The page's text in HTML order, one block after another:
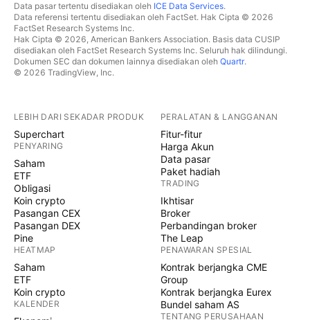
Data pasar tertentu disediakan oleh ICE Data Services.
Data referensi tertentu disediakan oleh FactSet. Hak Cipta © 2026
FactSet Research Systems Inc.
Hak Cipta © 2026, American Bankers Association. Basis data CUSIP
disediakan oleh FactSet Research Systems Inc. Seluruh hak dilindungi.
Dokumen SEC dan dokumen lainnya disediakan oleh Quartr.
© 2026 TradingView, Inc.
LEBIH DARI SEKADAR PRODUK
Superchart
PENYARING
Saham
ETF
Obligasi
Koin crypto
Pasangan CEX
Pasangan DEX
Pine
HEATMAP
Saham
ETF
Koin crypto
KALENDER
PERALATAN & LANGGANAN
Fitur-fitur
Harga Akun
Data pasar
Paket hadiah
TRADING
Ikhtisar
Broker
Perbandingan broker
The Leap
PENAWARAN SPESIAL
Kontrak berjangka CME
Group
Kontrak berjangka Eurex
Bundel saham AS
TENTANG PERUSAHAAN